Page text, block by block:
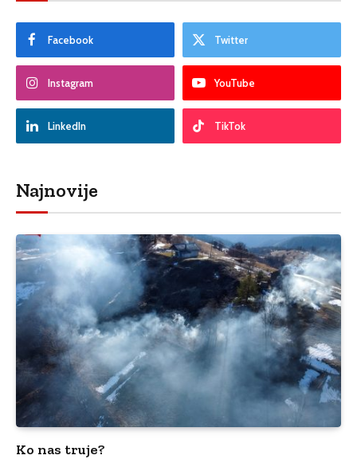
Facebook Twitter
Instagram YouTube
LinkedIn TikTok
Najnovije
Ko nas truje?